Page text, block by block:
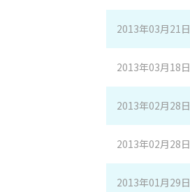
2013年03月21日
2013年03月18日
2013年02月28日
2013年02月28日
2013年01月29日